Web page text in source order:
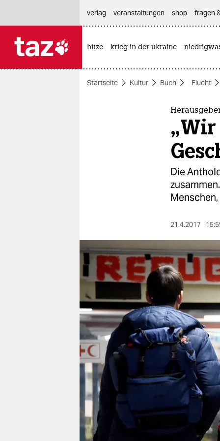
themen
nord
wahrheit
verlag
verlag
veranstaltungen
shop
fragen & hilfe
unterstützen
abo
genossenschaft
verlag
veranstaltungen shop fragen
hitze krieg in der ukraine
Startseite Kultur Buch Flucht
Die
21.4.2017